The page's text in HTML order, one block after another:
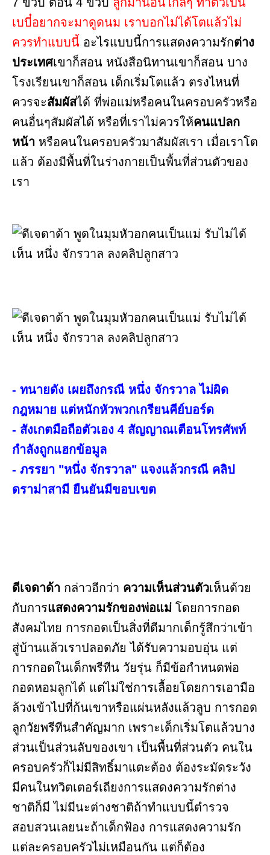
เบบี๋อยากจะมาดูดนม เราบอกไม่ได้โตแล้วไม่
ควรทำแบบนี้ อะไรแบบนี้การแสดงความรักต่าง
ประเทศเขาก็สอน หนังสือนิทานเขาก็สอน บาง
โรงเรียนเขาก็สอน เด็กเริ่มโตแล้ว ตรงไหนที่
ควรจะสัมผัสได้ ที่พ่อแม่หรือคนในครอบครัวหรือ
คนอื่นๆสัมผัสได้ หรือที่เราไม่ควรให้คนแปลก
หน้า หรือคนในครอบครัวมาสัมผัสเรา เมื่อเราโต
แล้ว ต้องมีพื้นที่ในร่างกายเป็นพื้นที่ส่วนตัวของ
เรา
- ทนายดัง เผยถึงกรณี หนึ่ง จักรวาล ไม่ผิด
กฎหมาย แต่หนักหัวพวกเกรียนคีย์บอร์ด
- สังเกตมือถือตัวเอง 4 สัญญาณเตือนโทรศัพท์
กำลังถูกแฮกข้อมูล
- ภรรยา "หนึ่ง จักรวาล" แจงแล้วกรณี คลิป
ดราม่าสามี ยืนยันมีขอบเขต
ดีเจดาด้า กล่าวอีกว่า ความเห็นส่วนตัวเห็นด้วย
กับการแสดงความรักของพ่อแม่ โดยการกอด
สังคมไทย การกอดเป็นสิ่งที่ดีมากเด็กรู้สึกว่าเข้า
สู่บ้านแล้วเราปลอดภัย ได้รับความอบอุ่น แต่
การกอดในเด็กพรีทีน วัยรุ่น ก็มีข้อกำหนดพ่อ
กอดหอมลูกได้ แต่ไม่ใช่การเลื้อยโดยการเอามือ
ล้วงเข้าไปที่ก้นเขาหรือแผ่นหลังแล้วลูบ การกอด
ลูกวัยพรีทีนสำคัญมาก เพราะเด็กเริ่มโตแล้วบาง
ส่วนเป็นส่วนลับของเขา เป็นพื้นที่ส่วนตัว คนใน
ครอบครัวก็ไม่มีสิทธิ์มาแตะต้อง ต้องระมัดระวัง
มีคนในทวิตเตอร์เถียงการแสดงความรักต่าง
ชาติก็มี ไม่มีนะต่างชาติถ้าทำแบบนี้ตำรวจ
สอบสวนเลยนะถ้าเด็กฟ้อง การแสดงความรัก
แต่ละครอบครัวไม่เหมือนกัน แต่ก็ต้อง